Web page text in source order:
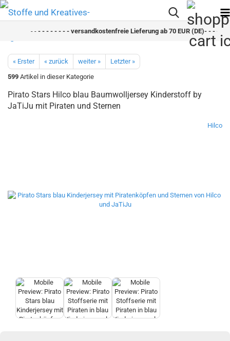
- - - - - - - - versandkostenfreie Lieferung ab 70 EUR (DE)- - - - - -
« Erster « zurück weiter »
Letzter »
599 Artikel in dieser Kategorie
Pirato Stars Hilco blau Baumwolljersey Kinderstoff by
JaTiJu mit Piraten und Sternen
Hilco